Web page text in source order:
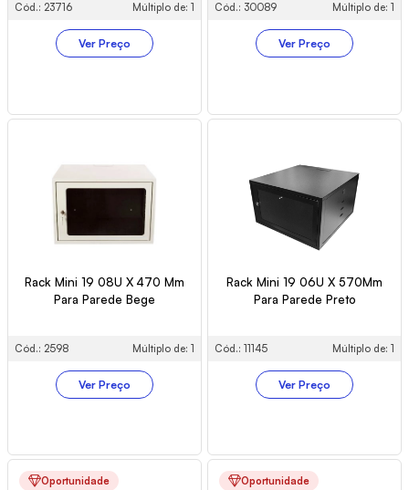
Cód.: 23716 Múltiplo de: 1
Ver Preço
Cód.: 30089 Múltiplo de: 1
Ver Preço
Rack Mini 19 08U X 470 Mm
Para Parede Bege
Cód.: 2598 Múltiplo de: 1
Ver Preço
Rack Mini 19 06U X 570Mm
Para Parede Preto
Cód.: 11145 Múltiplo de: 1
Ver Preço
Oportunidade Oportunidade